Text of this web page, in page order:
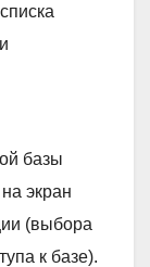
базы
экран
(выбора
к базе).